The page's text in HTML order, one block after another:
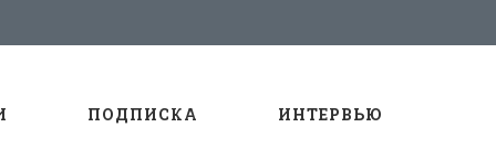
ПОДПИСКА ИНТЕРВЬЮ